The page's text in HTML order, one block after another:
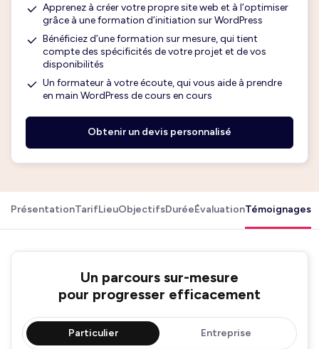
Apprenez à créer votre propre site web et à l’optimiser
grâce à une formation d’initiation sur WordPress
Bénéficiez d’une formation sur mesure, qui tient
compte des spécificités de votre projet et de vos
disponibilités
Un formateur à votre écoute, qui vous aide à prendre
en main WordPress de cours en cours
Obtenir un devis personnalisé
PrésentationTarifLieuObjectifsDuréeÉvaluationTémoignages
Un parcours sur-mesure
pour progresser efficacement
Particulier Entreprise